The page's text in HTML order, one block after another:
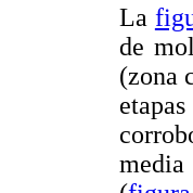
La
de
(zona
media